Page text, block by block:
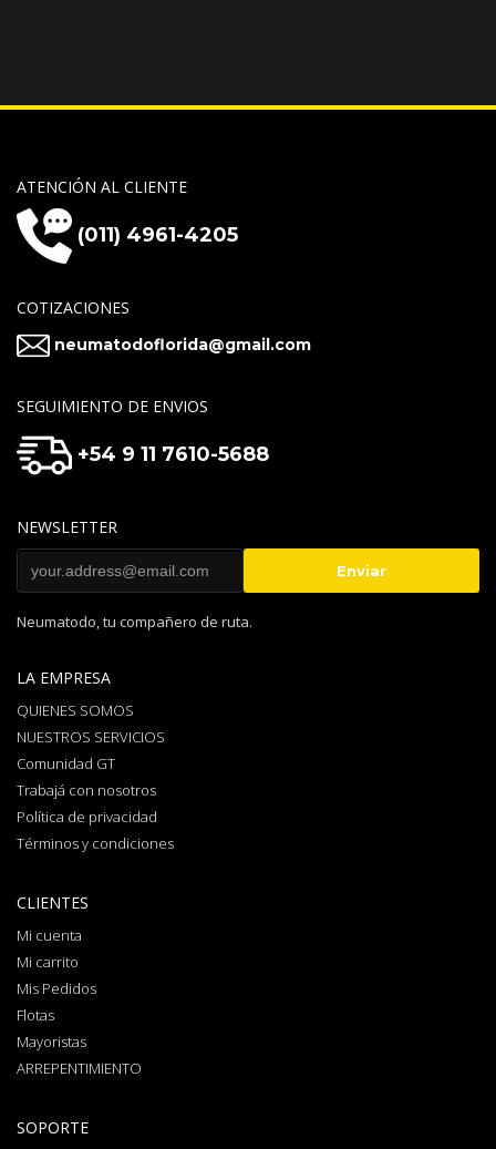
ATENCIÓN AL CLIENTE
(011) 4961-4205
COTIZACIONES
neumatodoflorida@gmail.com
SEGUIMIENTO DE ENVIOS
+54 9 11 7610-5688
NEWSLETTER
Neumatodo, tu compañero de ruta.
LA EMPRESA
QUIENES SOMOS
NUESTROS SERVICIOS
Comunidad GT
Trabajá con nosotros
Política de privacidad
Términos y condiciones
CLIENTES
Mi cuenta
Mi carrito
Mis Pedidos
Flotas
Mayoristas
ARREPENTIMIENTO
SOPORTE